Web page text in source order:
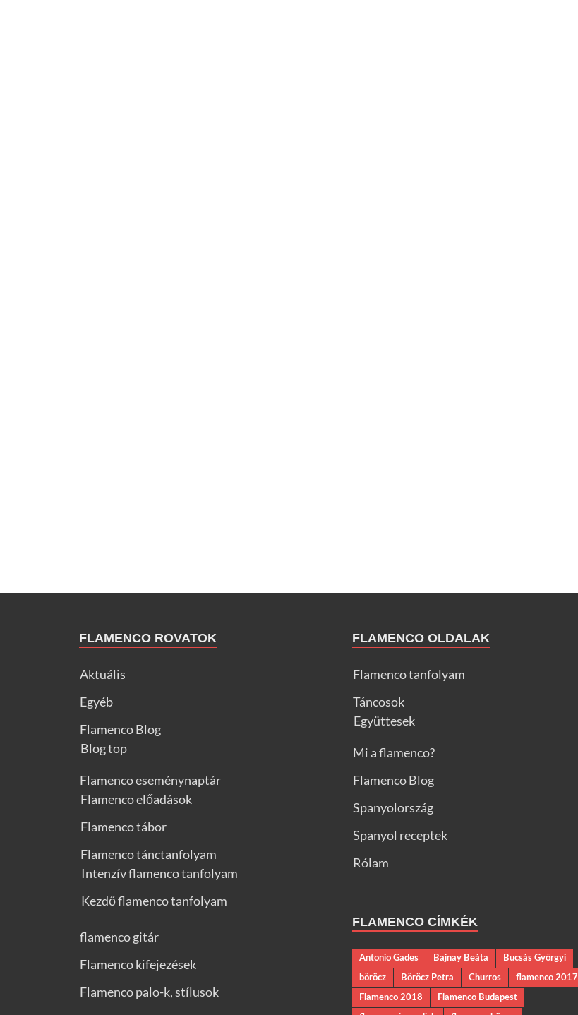
FLAMENCO ROVATOK
Aktuális
Egyéb
Flamenco Blog
Blog top
Flamenco eseménynaptár
Flamenco előadások
Flamenco tábor
Flamenco tánctanfolyam
Intenzív flamenco tanfolyam
Kezdő flamenco tanfolyam
flamenco gitár
Flamenco kifejezések
Flamenco palo-k, stílusok
FLAMENCO OLDALAK
Flamenco tanfolyam
Táncosok
Együttesek
Mi a flamenco?
Flamenco Blog
Spanyolország
Spanyol receptek
Rólam
FLAMENCO CÍMKÉK
Antonio Gades Bajnay Beáta
Bucsás Györgyi
böröcz
Böröcz Petra Churros
flamenco 2017
Flamenco 2018
Flamenco Budapest